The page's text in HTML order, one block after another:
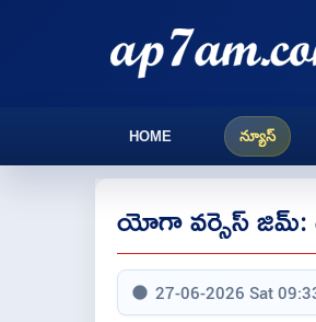
HOME న్యూస్
యోగా వ‌ర్సెస్‌ జిమ్:
27-06-2026 Sat